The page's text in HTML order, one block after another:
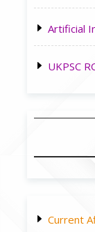
Artificial
UKPSC
Current